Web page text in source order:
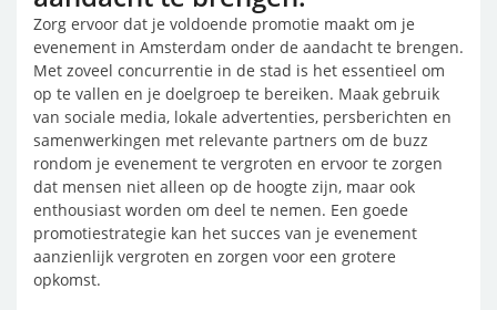
Zorg ervoor dat je voldoende promotie maakt om je
evenement in Amsterdam onder de aandacht te brengen.
Met zoveel concurrentie in de stad is het essentieel om
op te vallen en je doelgroep te bereiken. Maak gebruik
van sociale media, lokale advertenties, persberichten en
samenwerkingen met relevante partners om de buzz
rondom je evenement te vergroten en ervoor te zorgen
dat mensen niet alleen op de hoogte zijn, maar ook
enthousiast worden om deel te nemen. Een goede
promotiestrategie kan het succes van je evenement
aanzienlijk vergroten en zorgen voor een grotere
opkomst.